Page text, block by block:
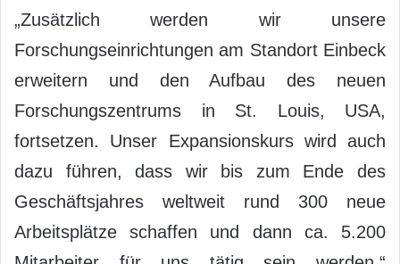
„Zusätzlich werden wir unsere
Forschungseinrichtungen am Standort Einbeck
erweitern und den Aufbau des neuen
Forschungszentrums in St. Louis, USA,
fortsetzen. Unser Expansionskurs wird auch
dazu führen, dass wir bis zum Ende des
Geschäftsjahres weltweit rund 300 neue
Arbeitsplätze schaffen und dann ca. 5.200